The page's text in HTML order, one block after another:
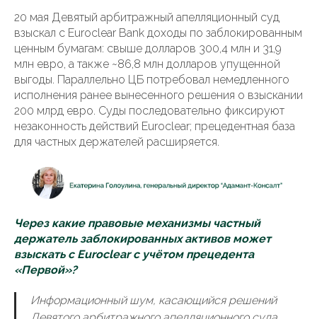
20 мая Девятый арбитражный апелляционный суд
взыскал с Euroclear Bank доходы по заблокированным
ценным бумагам: свыше долларов 300,4 млн и 31,9
млн евро, а также ~86,8 млн долларов упущенной
выгоды. Параллельно ЦБ потребовал немедленного
исполнения ранее вынесенного решения о взыскании
200 млрд евро. Суды последовательно фиксируют
незаконность действий Euroclear; прецедентная база
для частных держателей расширяется.
Через какие правовые механизмы частный
держатель заблокированных активов может
взыскать с Euroclear с учётом прецедента
«Первой»?
Информационный шум, касающийся решений